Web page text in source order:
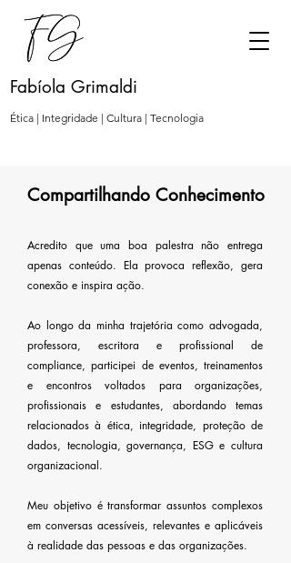
Fabíola Grimaldi
Ética | Integridade | Cultura | Tecnologia
Compartilhando Conhecimento
Acredito que uma boa palestra não entrega
apenas conteúdo. Ela provoca reflexão, gera
conexão e inspira ação.
Ao longo da minha trajetória como advogada,
professora, escritora e profissional de
compliance, participei de eventos, treinamentos
e encontros voltados para organizações,
profissionais e estudantes, abordando temas
relacionados à ética, integridade, proteção de
dados, tecnologia, governança, ESG e cultura
organizacional.
Meu objetivo é transformar assuntos complexos
em conversas acessíveis, relevantes e aplicáveis
à realidade das pessoas e das organizações.